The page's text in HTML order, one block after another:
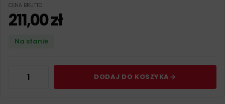
CENA BRUTTO
211,00zł
Na stanie
DODAJ DO KOSZYKA